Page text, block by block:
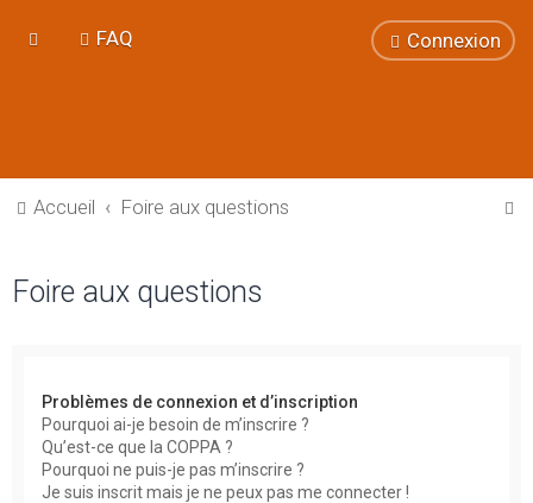
FAQ Connexion
Accueil Foire aux questions
Foire aux questions
Problèmes de connexion et d’inscription
Pourquoi ai-je besoin de m’inscrire ?
Qu’est-ce que la COPPA ?
Pourquoi ne puis-je pas m’inscrire ?
Je suis inscrit mais je ne peux pas me connecter !